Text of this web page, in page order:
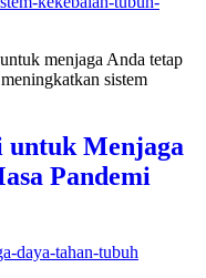
menjaga Anda tetap
sistem
Menjaga
Pandemi